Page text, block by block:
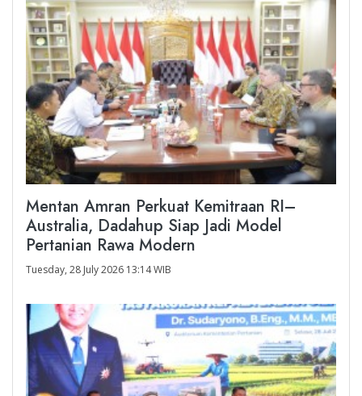
Mentan Amran Perkuat Kemitraan RI–
Australia, Dadahup Siap Jadi Model
Pertanian Rawa Modern
Tuesday, 28 July 2026 13:14 WIB